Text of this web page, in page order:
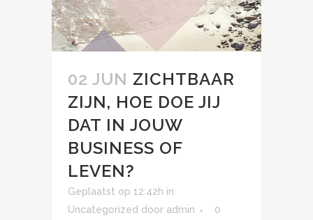
02 JUN ZICHTBAAR
ZIJN, HOE DOE JIJ
DAT IN JOUW
BUSINESS OF
LEVEN?
Geplaatst op 12:42h in
Uncategorized door admin
0